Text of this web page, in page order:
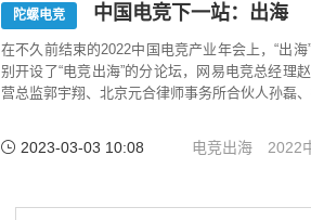
陀螺电竞 中国电竞下一站：出海
在不久前结束的2022中国电竞产业年会上，“出
别开设了“电竞出海”的分论坛，网易电竞总经理
营总监郭宇翔、北京元合律师事务所合伙人孙磊
2023-03-03 10:08 电竞出海 2022